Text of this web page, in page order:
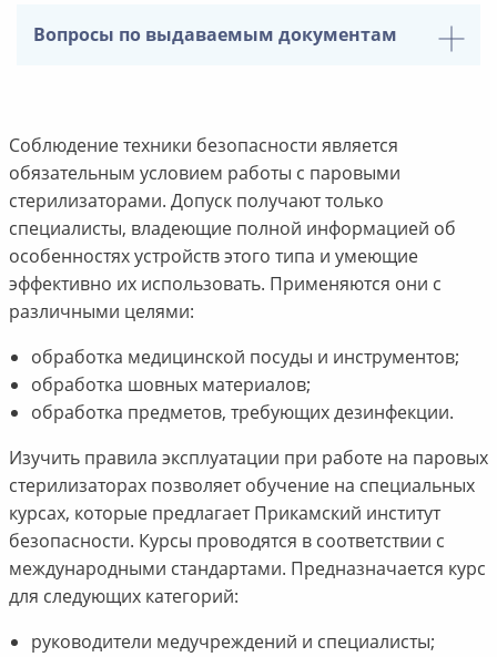
Вопросы по выдаваемым документам
Соблюдение техники безопасности является
обязательным условием работы с паровыми
стерилизаторами. Допуск получают только
специалисты, владеющие полной информацией об
особенностях устройств этого типа и умеющие
эффективно их использовать. Применяются они с
различными целями:
обработка медицинской посуды и инструментов;
обработка шовных материалов;
обработка предметов, требующих дезинфекции.
Изучить правила эксплуатации при работе на паровых
стерилизаторах позволяет обучение на специальных
курсах, которые предлагает Прикамский институт
безопасности. Курсы проводятся в соответствии с
международными стандартами. Предназначается курс
для следующих категорий:
руководители медучреждений и специалисты;